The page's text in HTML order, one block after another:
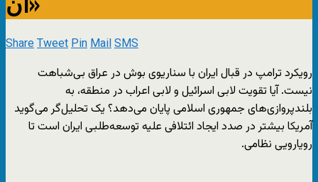
ShareTweetPinMailSMS
رویکرد ترامپ در قبال ایران با سناریوی بوش در عراق بی‌شباهت
نیست. آیا تقویت لابی اسرائیل و لابی اعراب در منطقه، به
بلندپروازی‌های جمهوری اسلامی پایان می‌دهد؟ یک تحلیل‌گر می‌گوید
آمریکا بیشتر در صدد ایجاد ائتلافی علیه توسعه‌طلبی ایران است تا
رویارویی نظامی.